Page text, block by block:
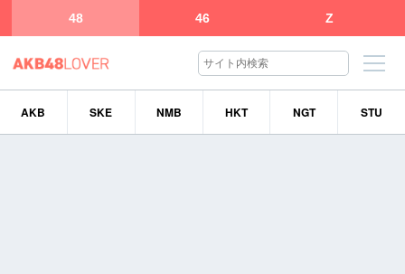
48 46 Z
AKB SKE NMB HKT NGT STU